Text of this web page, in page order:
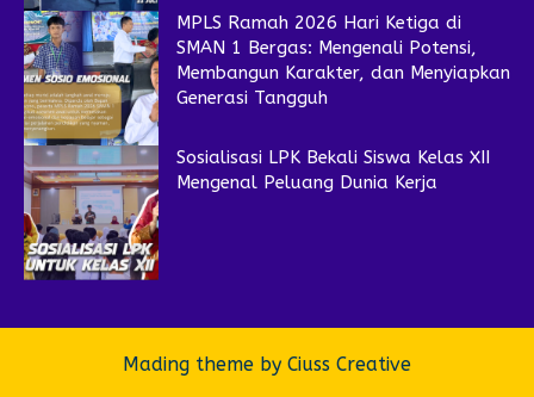
MPLS Ramah 2026 Hari Ketiga di
SMAN 1 Bergas: Mengenali Potensi,
Membangun Karakter, dan Menyiapkan
Generasi Tangguh
Sosialisasi LPK Bekali Siswa Kelas XII
Mengenal Peluang Dunia Kerja
Mading theme by Ciuss Creative